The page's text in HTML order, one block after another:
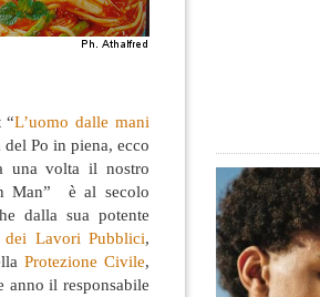
“L’uomo dalle mani
Po in piena, ecco
una volta il nostro
Man” è al secolo
dalla sua potente
dei Lavori Pubblici,
Protezione Civile,
anno il responsabile